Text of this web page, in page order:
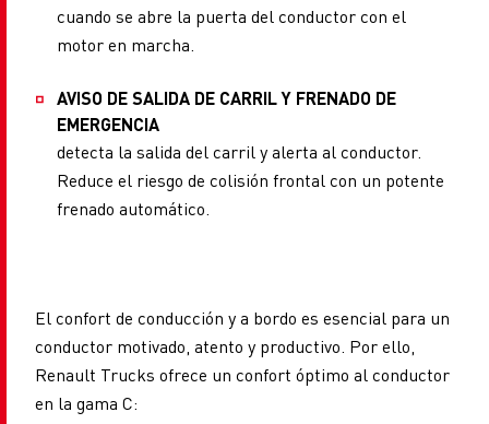
cuando se abre la puerta del conductor con el
motor en marcha.
AVISO DE SALIDA DE CARRIL Y FRENADO DE
EMERGENCIA
detecta la salida del carril y alerta al conductor.
Reduce el riesgo de colisión frontal con un potente
frenado automático.
El confort de conducción y a bordo es esencial para un
conductor motivado, atento y productivo. Por ello,
Renault Trucks ofrece un confort óptimo al conductor
en la gama C: